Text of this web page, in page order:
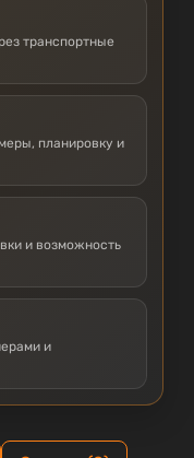
транспортные
планировку и
и возможность
и